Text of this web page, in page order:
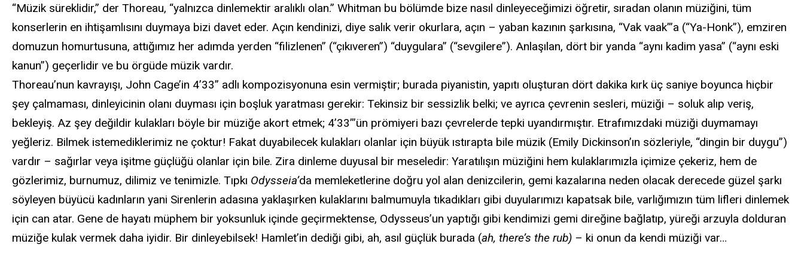
“Müzik süreklidir,” der Thoreau, “yalnızca dinlemektir aralıklı olan.” Whitman bu bölümde bize nasıl dinleyeceğimizi öğretir, sıradan olanın müziğini, tüm
konserlerin en ihtişamlısını duymaya bizi davet eder. Açın kendinizi, diye salık verir okurlara, açın – yaban kazının şarkısına, “Vak vaak’”a (“Ya-Honk”), emziren
domuzun homurtusuna, attığımız her adımda yerden “filizlenen” (“çıkıveren”) “duygulara” (“sevgilere”). Anlaşılan, dört bir yanda “aynı kadim yasa” (“aynı eski
kanun”) geçerlidir ve bu örgüde müzik vardır.
Thoreau’nun kavrayışı, John Cage’in 4’33” adlı kompozisyonuna esin vermiştir; burada piyanistin, yapıtı oluşturan dört dakika kırk üç saniye boyunca hiçbir
şey çalmaması, dinleyicinin olanı duyması için boşluk yaratması gerekir: Tekinsiz bir sessizlik belki; ve ayrıca çevrenin sesleri, müziği – soluk alıp veriş,
bekleyiş. Az şey değildir kulakları böyle bir müziğe akort etmek; 4’33”’ün prömiyeri bazı çevrelerde tepki uyandırmıştır. Etrafımızdaki müziği duymamayı
yeğleriz. Bilmek istemediklerimiz ne çoktur! Fakat duyabilecek kulakları olanlar için büyük ıstırapta bile müzik (Emily Dickinson’ın sözleriyle, “dingin bir duygu”)
vardır – sağırlar veya işitme güçlüğü olanlar için bile. Zira dinleme duyusal bir meseledir: Yaratılışın müziğini hem kulaklarımızla içimize çekeriz, hem de
gözlerimiz, burnumuz, dilimiz ve tenimizle. Tıpkı Odysseia’da memleketlerine doğru yol alan denizcilerin, gemi kazalarına neden olacak derecede güzel şarkı
söyleyen büyücü kadınların yani Sirenlerin adasına yaklaşırken kulaklarını balmumuyla tıkadıkları gibi duyularımızı kapatsak bile, varlığımızın tüm lifleri dinlemek
için can atar. Gene de hayatı müphem bir yoksunluk içinde geçirmektense, Odysseus’un yaptığı gibi kendimizi gemi direğine bağlatıp, yüreği arzuyla dolduran
müziğe kulak vermek daha iyidir. Bir dinleyebilsek! Hamlet’in dediği gibi, ah, asıl güçlük burada (ah, there’s the rub) – ki onun da kendi müziği var…